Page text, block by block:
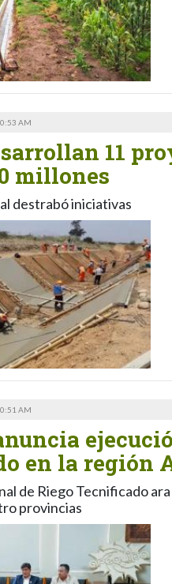
AM
11
millones
destrabó iniciativas
AM
en la región
de Riego Tecnificado
provincias